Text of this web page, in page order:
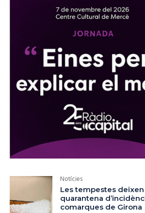
Notícies
Les tempestes deixen
quarantena
comarques de Girona